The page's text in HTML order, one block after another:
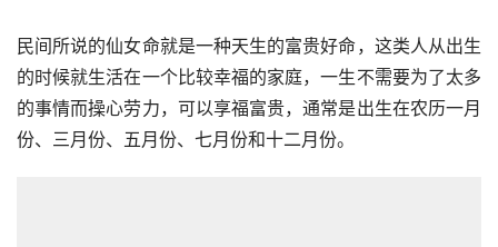
民间所说的仙女命就是一种天生的富贵好命，这类人从出生
的时候就生活在一个比较幸福的家庭，一生不需要为了太多
的事情而操心劳力，可以享福富贵，通常是出生在农历一月
份、三月份、五月份、七月份和十二月份。